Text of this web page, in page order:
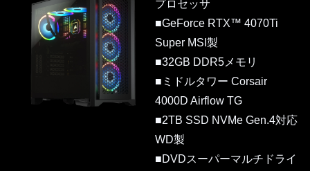
プロセッサ
■GeForce RTX™ 4070Ti
Super MSI製
■32GB DDR5メモリ
■ミドルタワー Corsair
4000D Airflow TG
■2TB SSD NVMe Gen.4対応
WD製
■DVDスーパーマルチドライ